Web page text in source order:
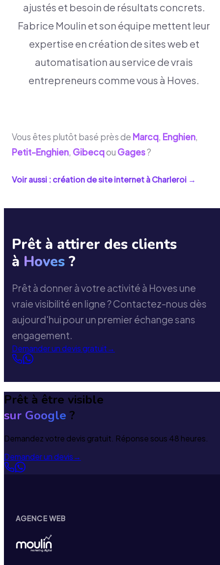
ajustés et besoin de résultats concrets.
Fabrice Moulin et son équipe mettent leur
expertise en création de sites web et
automatisation au service de vrais
entrepreneurs comme vous à Hoves.
Vous êtes plutôt basé près de Marcq, Enghien,
Petit-Enghien, Gibecqou Gages?
Voir aussi : création de site internet àCharleroi →
Prêt à attirer des clients
à Hoves ?
Prêt à donner à votre activité à Hoves une
vraie visibilité en ligne ? Contactez-nous dès
aujourd'hui pour un premier échange sans
engagement.
Demander un devis gratuit→
Prêt à être visible
sur Google ?
Demandez votre devis gratuit. Réponse sous 48 heures.
Demander un devis→
AGENCE WEB